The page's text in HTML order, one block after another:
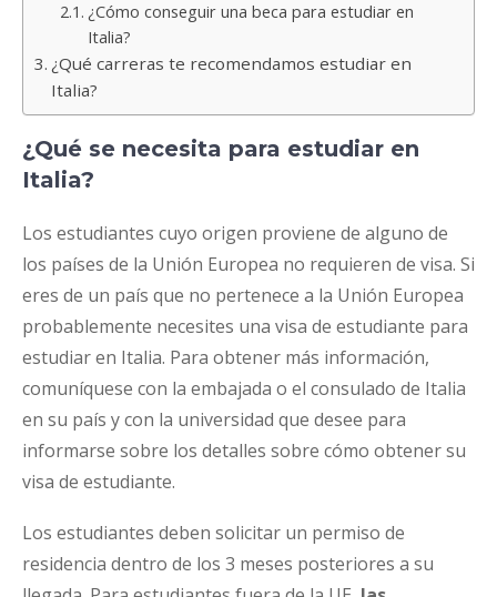
¿Cómo conseguir una beca para estudiar en
Italia?
¿Qué carreras te recomendamos estudiar en
Italia?
¿Qué se necesita para estudiar en
Italia?
Los estudiantes cuyo origen proviene de alguno de
los países de la Unión Europea no requieren de visa. Si
eres de un país que no pertenece a la Unión Europea
probablemente necesites una visa de estudiante para
estudiar en Italia. Para obtener más información,
comuníquese con la embajada o el consulado de Italia
en su país y con la universidad que desee para
informarse sobre los detalles sobre cómo obtener su
visa de estudiante.
Los estudiantes deben solicitar un permiso de
residencia dentro de los 3 meses posteriores a su